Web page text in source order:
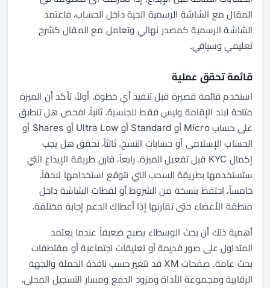
المقال مع الشاشة الرسمية الحية داخل الحساب، فاعتمد
الشاشة الرسمية كمصدر نهائي وتعامل مع المقال كشرح
تعليمي وسياقي.
قائمة تحقق عملية
استخدم قائمة قصيرة قبل تنفيذ أي خطوة. أولاً، تأكد أن الميزة
متاحة لبلد الإقامة وليس فقط للجنسية. ثانياً، افحص هل تنطبق
على حساب Micro أو Standard أو Ultra Low أو Shares أو
الحساب الإسلامي أو حسابات النسخ. ثالثاً، تحقق هل يجب
إكمال KYC قبل تفعيل الميزة. رابعاً، قارن طريقة الإيداع التي
ستستخدمها بطريقة السحب التي تتوقع استخدامها لاحقاً.
خامساً، احتفظ بنسخة من الشروط أو لقطات الشاشة داخل
منطقة الأعضاء حتى تقارنها إذا أعطاك الدعم إجابة مختلفة.
أهمية ذلك أن بحث الوسطاء يصبح ضعيفاً عندما يعتمد
المتداول على صور قديمة أو تعليقات اجتماعية أو مقتطفات
بحث عامة. صفحات XM قد تتغير حسب نافذة الحملة والجهة
الرقابية ومجموعة الأداة ومزود الدفع ومسار التسجيل المحلي.